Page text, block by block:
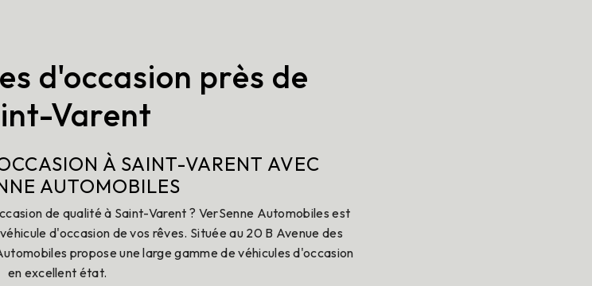
d'occasion près de
Varent
À SAINT-VARENT AVEC
AUTOMOBILES
de qualité à Saint-Varent ? VerSenne Automobiles est
d'occasion de vos rêves. Située au 20 B Avenue des
propose une large gamme de véhicules d'occasion
en excellent état.